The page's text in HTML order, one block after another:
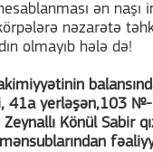
ən naşı
nəzarətə
olmayıb hələ də!
41a yerləşən,103
Könül Sabir
mənsublarından